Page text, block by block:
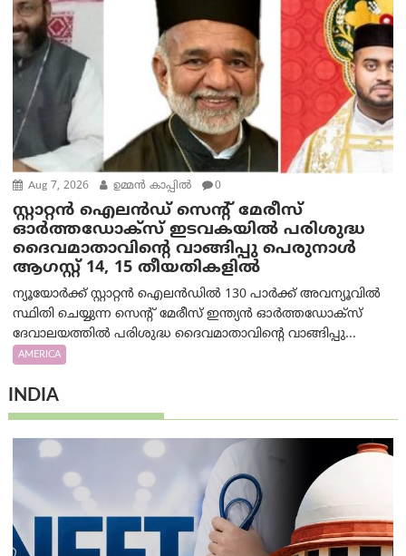
Aug 7, 2026 ഉമ്മന്‍ കാപ്പില്‍ 0
സ്റ്റാറ്റൻ ഐലൻഡ് സെന്റ് മേരീസ്
ഓർത്തഡോക്സ് ഇടവകയിൽ പരിശുദ്ധ
ദൈവമാതാവിന്റെ വാങ്ങിപ്പു പെരുനാൾ
ആഗസ്റ്റ് 14, 15 തീയതികളിൽ
ന്യൂയോർക്ക് സ്റ്റാറ്റൻ ഐലൻഡിൽ 130 പാർക്ക് അവന്യൂവിൽ
സ്ഥിതി ചെയ്യുന്ന സെന്റ് മേരീസ് ഇന്ത്യൻ ഓർത്തഡോക്സ്
ദേവാലയത്തിൽ പരിശുദ്ധ ദൈവമാതാവിന്റെ വാങ്ങിപ്പു...
AMERICA
INDIA